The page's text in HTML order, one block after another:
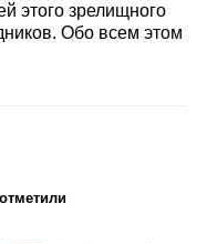
этого зрелищного
Обо всем этом